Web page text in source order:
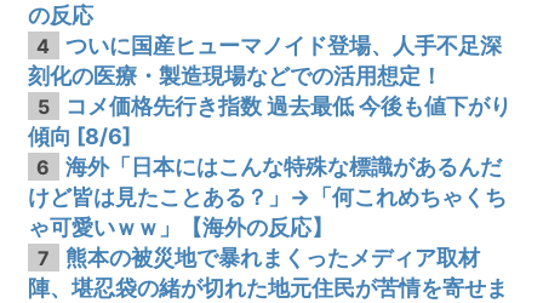
の反応
4
ついに国産ヒューマノイド登場、人手不足深
刻化の医療・製造現場などでの活用想定！
5
コメ価格先行き指数 過去最低 今後も値下がり
傾向 [8/6]
6
海外「日本にはこんな特殊な標識があるんだ
けど皆は見たことある？」→「何これめちゃくち
ゃ可愛いｗｗ」【海外の反応】
7
熊本の被災地で暴れまくったメディア取材
陣、堪忍袋の緒が切れた地元住民が苦情を寄せま